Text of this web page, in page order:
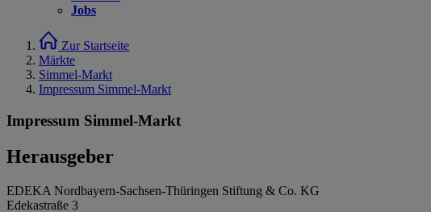
Jobs
Zur Startseite
Märkte
Simmel-Markt
Impressum Simmel-Markt
Impressum Simmel-Markt
Herausgeber
EDEKA Nordbayern-Sachsen-Thüringen Stiftung & Co. KG
Edekastraße 3